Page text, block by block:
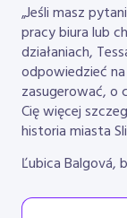
„Jeśli masz
pracy biura lub
działaniach,
odpowiedzieć
zasugerować, o
Cię więcej
historia miasta
Ľubica Balgová,